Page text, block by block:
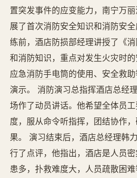
service@vofu.cn
0571-81672813
置突发事件的应变能力，南宁万
展了首次消防安全知识和消防安
练前，酒店防损部经理讲授了《
和消防知识，重点对发生火灾时的
应急消防手电筒的使用、安全救
演示。 消防演习总指挥酒店总经
场作了动员讲话。他希望全体员
度，服从命令听指挥，团结协作
果。 演习结束后，酒店总经理韩
行了点评，他指出，酒店是人员
患多，扑救难度大，人员疏散困